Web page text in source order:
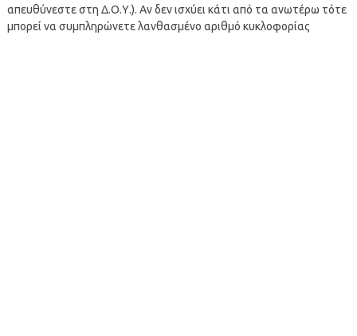
απευθύνεστε στη Δ.Ο.Υ.). Αν δεν ισχύει κάτι από τα ανωτέρω τότε
μπορεί να συμπληρώνετε λανθασμένο αριθμό κυκλοφορίας